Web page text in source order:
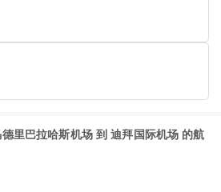
里巴拉哈斯机场 到 迪拜国际机场 的航